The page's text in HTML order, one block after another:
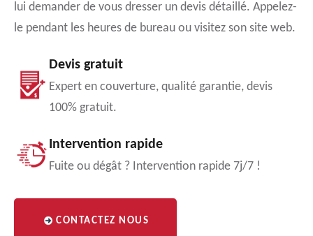
lui demander de vous dresser un devis détaillé. Appelez-
le pendant les heures de bureau ou visitez son site web.
Devis gratuit
Expert en couverture, qualité garantie, devis
100% gratuit.
Intervention rapide
Fuite ou dégât ? Intervention rapide 7j/7 !
CONTACTEZ NOUS